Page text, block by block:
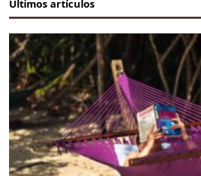
Últimos artículos